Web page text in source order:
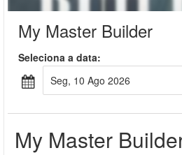
My Master Builder
Seleciona a data:
Seg, 10 Ago 2026
My Master